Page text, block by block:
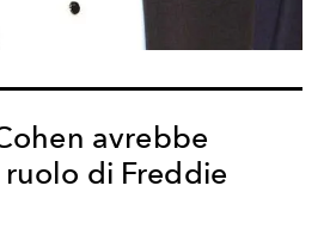
avrebbe
di Freddie